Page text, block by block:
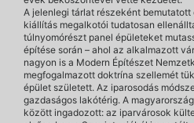
A jelenlegi tárlat részeként
kiállítás megalkotói tudatosan
túlnyomórészt panel épületeket
építése során – ahol az alkalmazott
nagyon is a Modern Építészet
megfogalmazott doktrína szellemét
épület született. Az iparosodás
gazdaságos lakótérig. A
között ingadozott: az iparvárosok